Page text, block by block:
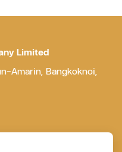
Limited
Amarin, Bangkoknoi,